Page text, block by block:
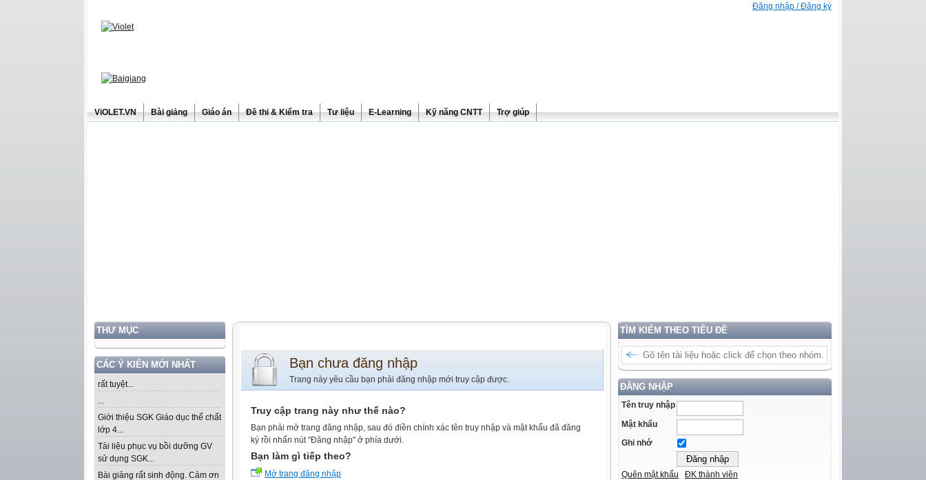
Đăng nhập / Đăng ký
ViOLET.VN Bài giảng Giáo án Đề thi & Kiểm tra Tư liệu E-Learning Kỹ năng CNTT Trợ giúp
THƯ MỤC
CÁC Ý KIẾN MỚI NHẤT
rất tuyệt...
...
Giới thiệu SGK Giáo dục thể chất
lớp 4...
Tài liệu phục vụ bồi dưỡng GV
sử dụng SGK...
Bài giảng rất sinh động. Cảm ơn
TÌM KIẾM THEO TIÊU ĐỀ
ĐĂNG NHẬP
Tên truy nhập
Mật khẩu
Ghi nhớ
Quên mật khẩu ĐK thành viên
Bạn chưa đăng nhập
Trang này yêu cầu bạn phải đăng nhập mới truy cập được.
Truy cập trang này như thế nào?
Bạn phải mở trang đăng nhập, sau đó điền chính xác tên truy nhập và mật khẩu đã đăng
ký rồi nhấn nút "Đăng nhập" ở phía dưới.
Bạn làm gì tiếp theo?
Mở trang đăng nhập